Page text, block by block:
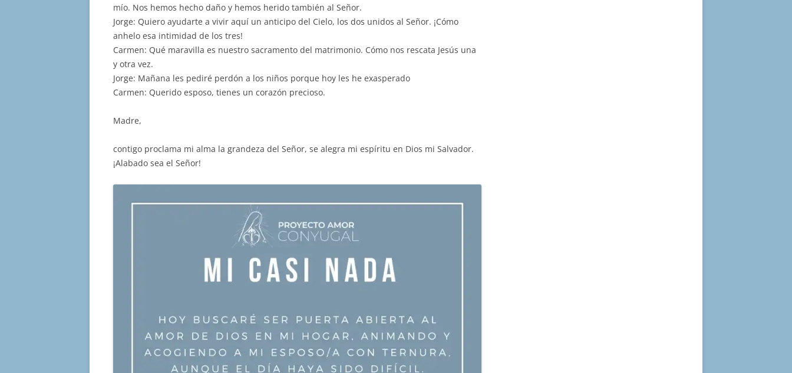
mío. Nos hemos hecho daño y hemos herido también al Señor.
Jorge: Quiero ayudarte a vivir aquí un anticipo del Cielo, los dos unidos al Señor. ¡Cómo
anhelo esa intimidad de los tres!
Carmen: Qué maravilla es nuestro sacramento del matrimonio. Cómo nos rescata Jesús una
y otra vez.
Jorge: Mañana les pediré perdón a los niños porque hoy les he exasperado
Carmen: Querido esposo, tienes un corazón precioso.
Madre,
contigo proclama mi alma la grandeza del Señor, se alegra mi espíritu en Dios mi Salvador.
¡Alabado sea el Señor!